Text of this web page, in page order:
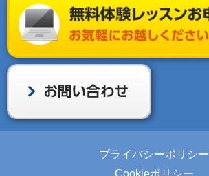
プライバシーポリシー